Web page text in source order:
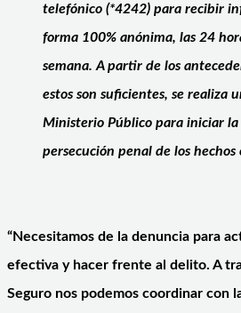
telefónico (*4242) para recibir
forma 100% anónima, las 24
semana. A partir de los
estos son suficientes, se realiza
Ministerio Público para iniciar
persecución penal de los
“Necesitamos de la denuncia para
efectiva y hacer frente al delito. A
Seguro nos podemos coordinar con